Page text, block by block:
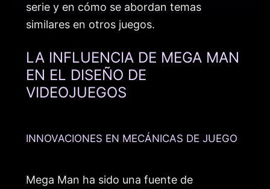
serie y en cómo se abordan temas
similares en otros juegos.
LA INFLUENCIA DE MEGA MAN
EN EL DISEÑO DE
VIDEOJUEGOS
INNOVACIONES EN MECÁNICAS DE JUEGO
Mega Man ha sido una fuente de